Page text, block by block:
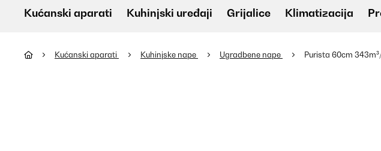
Kućanski aparati Kuhinjski uređaji Grijalice Klimatizacija
Kućanski aparati Kuhinjske nape Ugradbene nape Purista 60cm